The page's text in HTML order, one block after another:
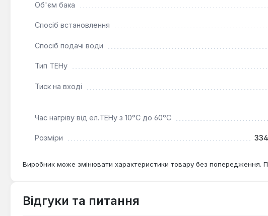
Об'єм бака
Спосіб встановлення
Спосіб подачі води
Тип ТЕНу
Тиск на вході
Час нагріву від ел.ТЕНу з 10°С до 60°С
Розміри
Виробник може змінювати характеристики товару без
Відгуки та питання